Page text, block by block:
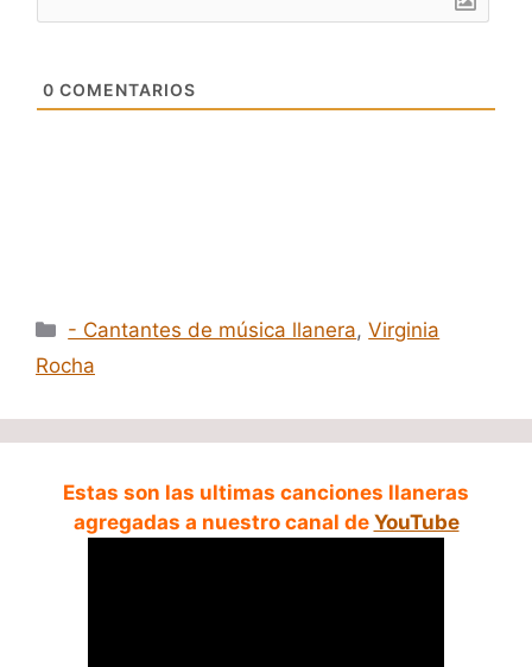
0 COMENTARIOS
Categorías
- Cantantes de música llanera,Virginia
Rocha
Estas son las ultimas canciones llaneras
agregadas a nuestro canal de YouTube